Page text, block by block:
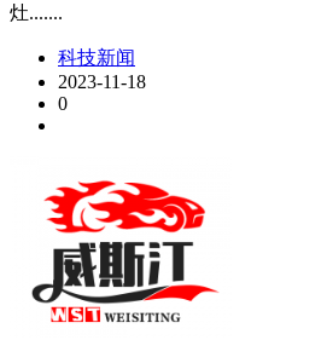
灶.......
科技新闻
2023-11-18
0